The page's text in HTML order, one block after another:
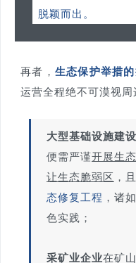
脱颖而出。
再者， 生态保护举措
运营全程绝不可漠视周
大型基础设施建
便需严谨开展生
让生态脆弱区 ，
态修复工程 ，诸如
色实践；
采矿业企业在矿